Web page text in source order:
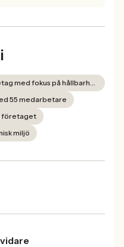
Möjlighet att arbeta i ett företag med fokus på hållbarhet och socialt ansvar
55 medarbetare
företaget
miljö